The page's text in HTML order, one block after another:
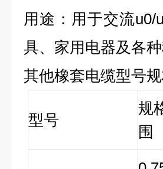
用途：用于交流u0/
具、家用电器及各
其他橡套电缆型号规
型号
规
围